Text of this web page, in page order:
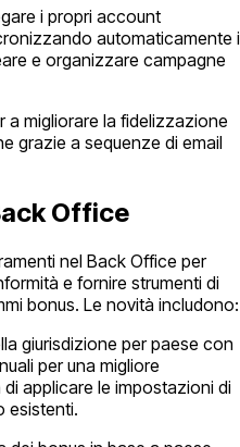
i propri account
automaticamente i
e organizzare campagne
a migliorare la fidelizzazione
grazie a sequenze di email
Office
nel Back Office per
e fornire strumenti di
bonus. Le novità includono:
giurisdizione per paese con
per una migliore
applicare le impostazioni di
esistenti.